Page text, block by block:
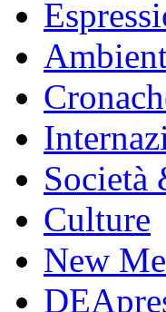
Società
Culture
New